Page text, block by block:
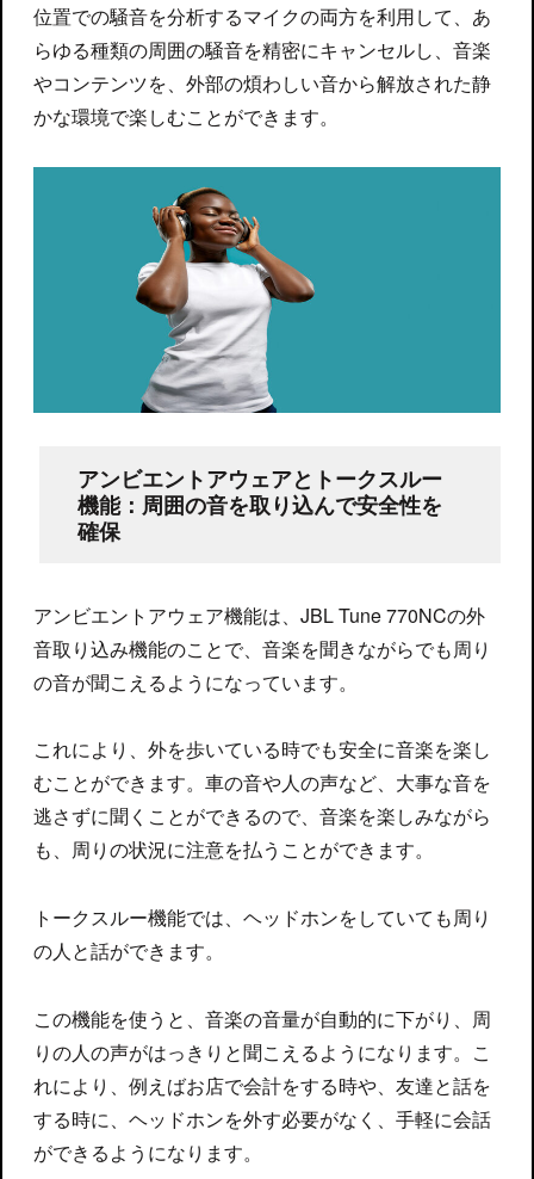
位置での騒音を分析するマイクの両方を利用して、あ
らゆる種類の周囲の騒音を精密にキャンセルし、音楽
やコンテンツを、外部の煩わしい音から解放された静
かな環境で楽しむことができます。
アンビエントアウェアとトークスルー
機能：周囲の音を取り込んで安全性を
確保
アンビエントアウェア機能は、JBL Tune 770NCの外
音取り込み機能のことで、音楽を聞きながらでも周り
の音が聞こえるようになっています。
これにより、外を歩いている時でも安全に音楽を楽し
むことができます。車の音や人の声など、大事な音を
逃さずに聞くことができるので、音楽を楽しみながら
も、周りの状況に注意を払うことができます。
トークスルー機能では、ヘッドホンをしていても周り
の人と話ができます。
この機能を使うと、音楽の音量が自動的に下がり、周
りの人の声がはっきりと聞こえるようになります。こ
れにより、例えばお店で会計をする時や、友達と話を
する時に、ヘッドホンを外す必要がなく、手軽に会話
ができるようになります。